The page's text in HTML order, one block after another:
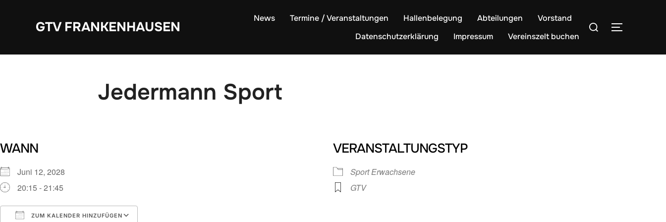
GTV FRANKENHAUSEN
News Termine / Veranstaltungen Hallenbelegung Abteilungen
Vorstand
Datenschutzerklärung
Impressum Vereinszelt buchen
Suchen
Jedermann Sport
WANN
Juni 12, 2028
20:15 - 21:45
ZUM KALENDER HINZUFÜGEN
VERANSTALTUNGSTYP
Sport Erwachsene
GTV